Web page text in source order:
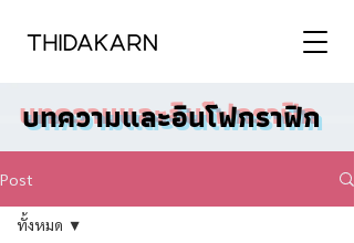
บทความและอินโฟกราฟิก
Post
ทั้งหมด